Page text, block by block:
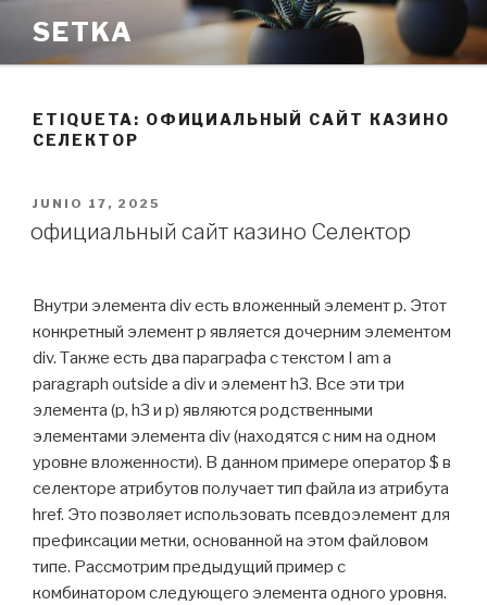
contenido
SETKA
ETIQUETA: ОФИЦИАЛЬНЫЙ САЙТ КАЗИНО
СЕЛЕКТОР
PUBLICADO
EL
JUNIO 17, 2025
официальный сайт казино Селектор
Внутри элемента div есть вложенный элемент p. Этот
конкретный элемент p является дочерним элементом
div. Также есть два параграфа с текстом I am a
paragraph outside a div и элемент h3. Все эти три
элемента (p, h3 и p) являются родственными
элементами элемента div (находятся с ним на одном
уровне вложенности). В данном примере оператор $ в
селекторе атрибутов получает тип файла из атрибута
href. Это позволяет использовать псевдоэлемент для
префиксации метки, основанной на этом файловом
типе. Рассмотрим предыдущий пример с
комбинатором следующего элемента одного уровня.